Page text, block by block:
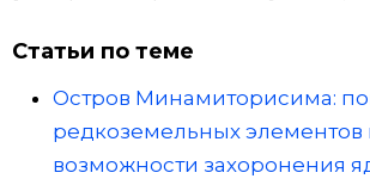
Статьи по теме
Остров Минамиторисима:
редкоземельных элементов
возможности захоронения